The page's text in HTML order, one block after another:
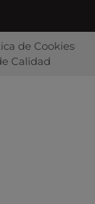
de Cookies
Calidad